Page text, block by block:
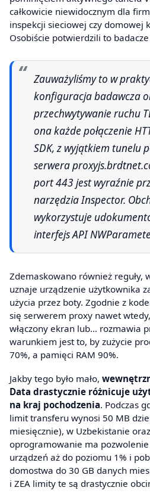
całkowicie niewidocznym dla
inspekcji sieciowej czy domowej
Osobiście potwierdzili to
Zauważyliśmy to w praktyce. Moja
konfiguracja badawcza
przechwytywanie ruchu
ona każde połączenie
SDK, z wyjątkiem tunelu
serwera
port 443 jest wyraźnie
narzędzia Inspector.
wykorzystuje
interfejs API
Zdemaskowano również reguły,
uznaje urządzenie użytkownika
użycia przez boty. Zgodnie z
się serwerem proxy nawet
włączony ekran lub… rozmawia
warunkiem jest to, by zużycie
70%, a pamięci RAM 90%.
Jakby tego było mało,
Data drastycznie różnicuje
na kraj pochodzenia. Podczas
limit transferu wynosi 50 MB
miesięcznie), w Uzbekistanie
oprogramowanie ma
urządzeń aż do poziomu 1% i
domostwa do 30 GB danych
i ZEA limity te są drastycznie